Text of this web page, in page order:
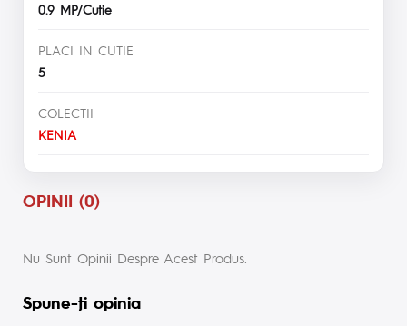
0.9 MP/Cutie
PLACI IN CUTIE
5
COLECTII
KENIA
OPINII (0)
Nu Sunt Opinii Despre Acest Produs.
Spune-ţi opinia